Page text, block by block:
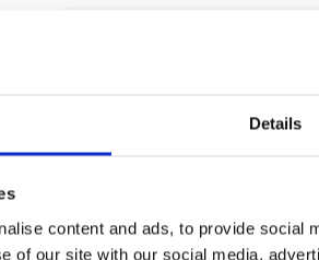
Details
content and ads, to provide social
of our site with our social media,